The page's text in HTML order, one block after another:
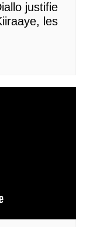
justifie
les